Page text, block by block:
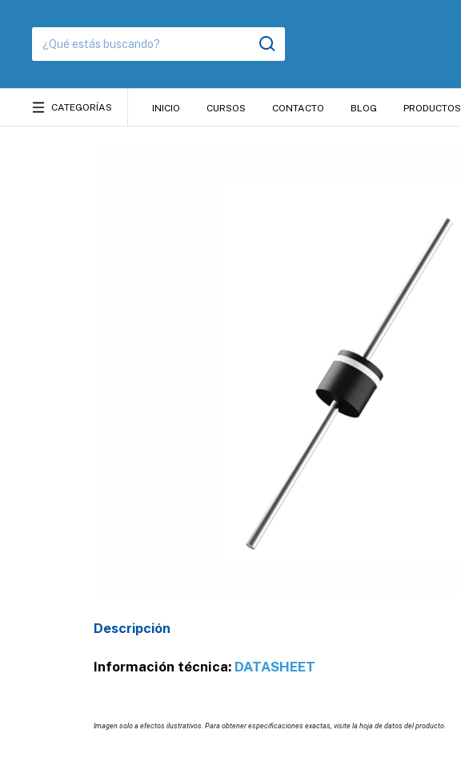
CATEGORÍAS INICIO CURSOS CONTACTO BLOG PRODUCTOS
Descripción
Información técnica: DATASHEET
Imagen solo a efectos ilustrativos. Para obtener especificaciones exactas, visite la hoja de datos del producto.